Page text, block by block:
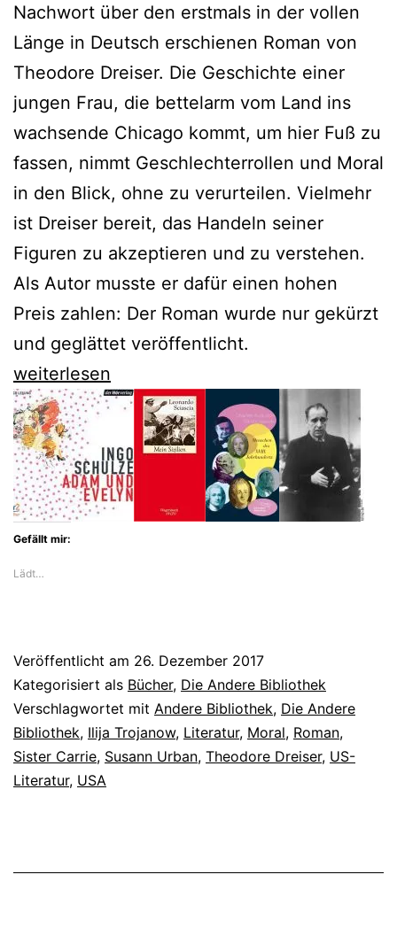
Nachwort über den erstmals in der vollen
Länge in Deutsch erschienen Roman von
Theodore Dreiser. Die Geschichte einer
jungen Frau, die bettelarm vom Land ins
wachsende Chicago kommt, um hier Fuß zu
fassen, nimmt Geschlechterrollen und Moral
in den Blick, ohne zu verurteilen. Vielmehr
ist Dreiser bereit, das Handeln seiner
Figuren zu akzeptieren und zu verstehen.
Als Autor musste er dafür einen hohen
Preis zahlen: Der Roman wurde nur gekürzt
und geglättet veröffentlicht.
Neu
entdeckter
Klassiker
aus
den
USA:
Carrie
weiterlesen
Gefällt mir:
Lädt…
Veröffentlicht am 26. Dezember 2017
Kategorisiert als Bücher, Die Andere Bibliothek
Verschlagwortet mit Andere Bibliothek, Die Andere
Bibliothek, Ilija Trojanow, Literatur, Moral, Roman,
Sister Carrie, Susann Urban, Theodore Dreiser, US-
Literatur, USA